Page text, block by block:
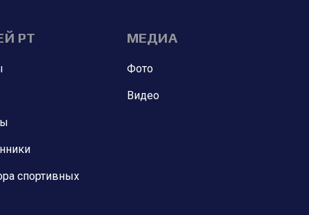
РТ
спортивных
МЕДИА
Фото
Видео